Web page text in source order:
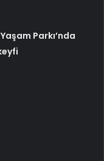
Parkı’nda